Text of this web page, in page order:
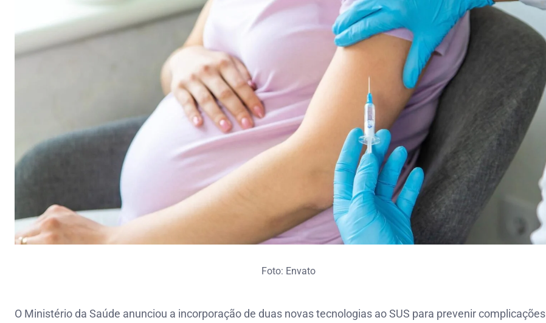
Foto: Envato
O Ministério da Saúde anunciou a incorporação de duas novas tecnologias ao SUS para prevenir complicações